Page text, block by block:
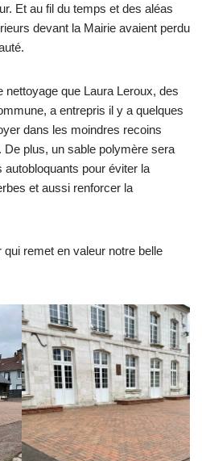
Et au fil du temps et des aléas
devant la Mairie avaient perdu
nettoyage que Laura Leroux, des
a entrepris il y a quelques
dans les moindres recoins
De plus, un sable polymère sera
pour éviter la
et aussi renforcer la
remet en valeur notre belle